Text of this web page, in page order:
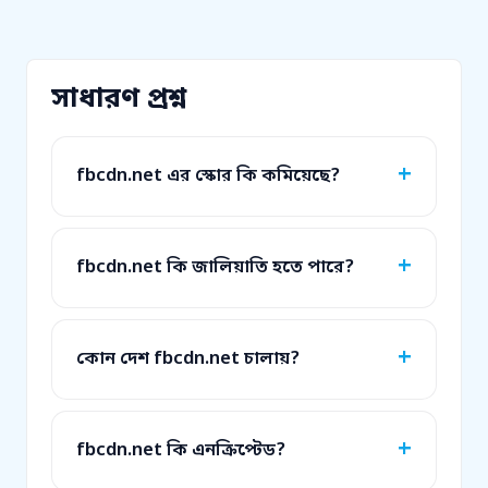
সাধারণ প্রশ্ন
fbcdn.net এর স্কোর কি কমিয়েছে?
fbcdn.net কি জালিয়াতি হতে পারে?
কোন দেশ fbcdn.net চালায়?
fbcdn.net কি এনক্রিপ্টেড?